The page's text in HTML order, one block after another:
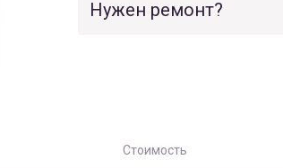
Нужен ремонт?
Стоимость